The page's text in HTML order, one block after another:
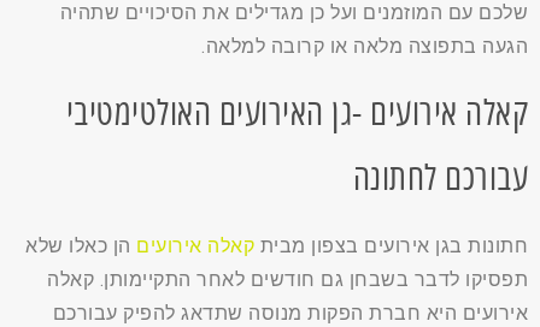
שלכם עם המוזמנים ועל כן מגדילים את הסיכויים שתהיה
הגעה בתפוצה מלאה או קרובה למלאה.
קאלה אירועים -גן האירועים האולטימטיבי
עבורכם לחתונה
חתונות בגן אירועים בצפון מבית קאלה אירועים הן כאלו שלא
תפסיקו לדבר בשבחן גם חודשים לאחר התקיימותן. קאלה
אירועים היא חברת הפקות מנוסה שתדאג להפיק עבורכם